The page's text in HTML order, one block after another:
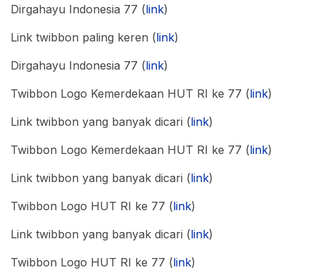
Dirgahayu Indonesia 77 (link)
Link twibbon paling keren (link)
Dirgahayu Indonesia 77 (link)
Twibbon Logo Kemerdekaan HUT RI ke 77 (link)
Link twibbon yang banyak dicari (link)
Twibbon Logo Kemerdekaan HUT RI ke 77 (link)
Link twibbon yang banyak dicari (link)
Twibbon Logo HUT RI ke 77 (link)
Link twibbon yang banyak dicari (link)
Twibbon Logo HUT RI ke 77 (link)